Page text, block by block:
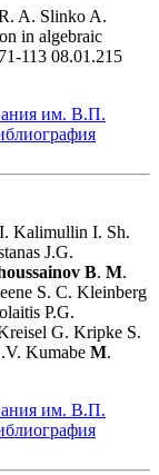
A. Slinko A.
in algebraic
113 08.01.215
им. В.П.
Kalimullin I. Sh.
J.G.
B. M.
S. C. Kleinberg
P.G.
G. Kripke S.
Kumabe M.
им. В.П.